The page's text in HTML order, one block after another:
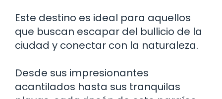
Este destino es ideal para aquellos
que buscan escapar del bullicio de la
ciudad y conectar con la naturaleza.
Desde sus impresionantes
acantilados hasta sus tranquilas